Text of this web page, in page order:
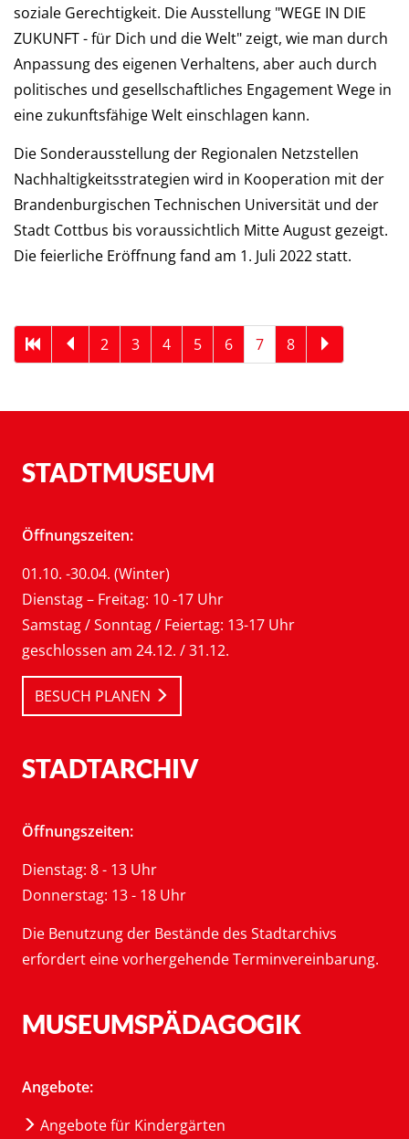
soziale Gerechtigkeit. Die Ausstellung "WEGE IN DIE
ZUKUNFT - für Dich und die Welt" zeigt, wie man durch
Anpassung des eigenen Verhaltens, aber auch durch
politisches und gesellschaftliches Engagement Wege in
eine zukunftsfähige Welt einschlagen kann.
Die Sonderausstellung der Regionalen Netzstellen
Nachhaltigkeitsstrategien wird in Kooperation mit der
Brandenburgischen Technischen Universität und der
Stadt Cottbus bis voraussichtlich Mitte August gezeigt.
Die feierliche Eröffnung fand am 1. Juli 2022 statt.
2 3 4 5 6 7 8
STADTMUSEUM
Öffnungszeiten:
01.10. -30.04. (Winter)
Dienstag – Freitag: 10 -17 Uhr
Samstag / Sonntag / Feiertag: 13-17 Uhr
geschlossen am 24.12. / 31.12.
BESUCH PLANEN
STADTARCHIV
Öffnungszeiten:
Dienstag: 8 - 13 Uhr
Donnerstag: 13 - 18 Uhr
Die Benutzung der Bestände des Stadtarchivs
erfordert eine vorhergehende Terminvereinbarung.
MUSEUMSPÄDAGOGIK
Angebote:
Angebote für Kindergärten